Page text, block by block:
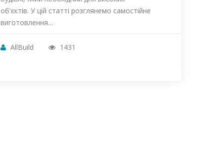
об'єктів. У цій статті розглянемо самостійне
виготовлення…
AllBuild 1431